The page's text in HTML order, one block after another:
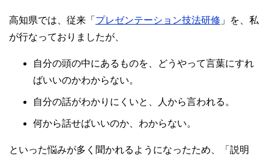
高知県では、従来「 プレゼンテーション技法研修 」を、私
が行なっておりましたが、
自分の頭の中にあるものを、どうやって言葉にすれ
ばいいのかわからない。
自分の話がわかりにくいと、人から言われる。
何から話せばいいのか、わからない。
といった悩みが多く聞かれるようになったため、「説明